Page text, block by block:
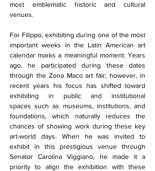
most emblematic historic and cultural
venues.
For Filippo, exhibiting during one of the most
important weeks in the Latin American art
calendar marks a meaningful moment. Years
ago, he participated during these dates
through the Zona Maco art fair; however, in
recent years his focus has shifted toward
exhibiting in public and institutional
spaces such as museums, institutions, and
foundations, which naturally reduces the
chances of showing work during these key
art-world days. When he was invited to
exhibit in this prestigious venue through
Senator Carolina Viggiano, he made it a
priority to align the exhibition with these